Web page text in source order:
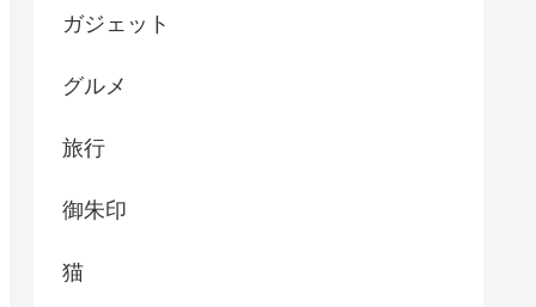
ガジェット
グルメ
旅行
御朱印
猫